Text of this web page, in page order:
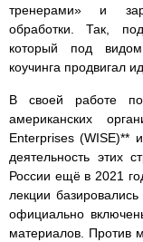
тренерами» и
обработки. Так,
который под видом
коучинга продвигал
В своей работе
американских
Enterprises (WISE)**
деятельность этих
России ещё в 2021
лекции
официально
материалов. Против